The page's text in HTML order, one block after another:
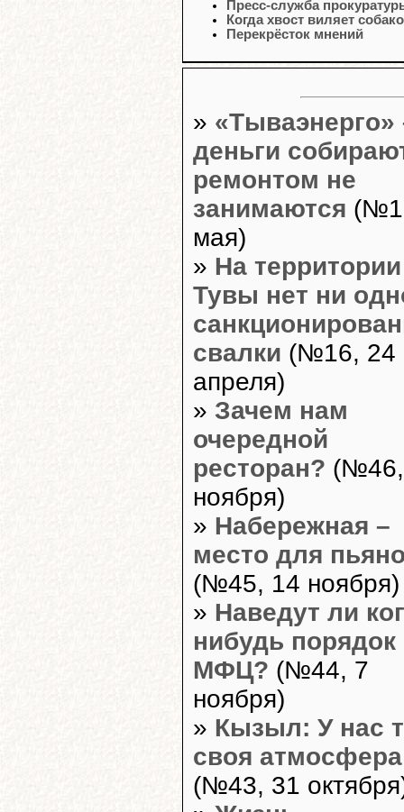
Пресс-служба
Когда хвост виляет
Перекрёсток мнений
» «Тываэнерго»
деньги
ремонтом не
занимаются
мая)
» На территории
Тувы нет ни
свалки (№16, 24
апреля)
» Зачем нам
очередной
ресторан?
ноября)
» Набережная –
место для
(№45, 14 ноября)
» Наведут ли
нибудь порядок
МФЦ? (№44, 7
ноября)
» Кызыл: У нас
своя атмосфера
(№43, 31